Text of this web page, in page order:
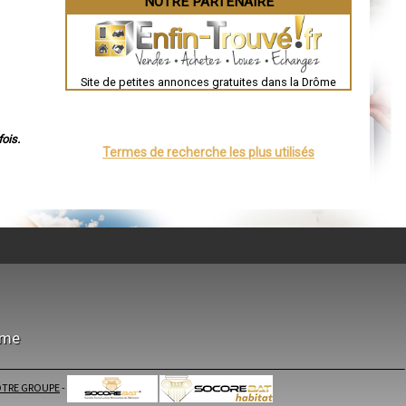
Évreux
Chartres
Nîmes
Auch
Blois
Saint-Étienne
Orléans
Laval
Verdun
Site de petites annonces gratuites dans la Drôme
Termes de recherche les plus utilisés
GROUPE-